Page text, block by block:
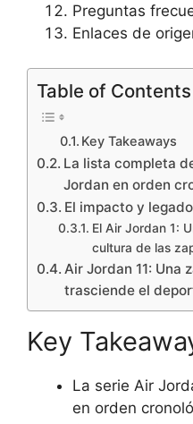
Preguntas
Enlaces de
Table of Contents
Key Takeaways
La lista completa
Jordan en orden
El impacto y
El Air Jordan 1:
cultura de las
Air Jordan 11: Una
trasciende el
Key
La serie Air
en orden